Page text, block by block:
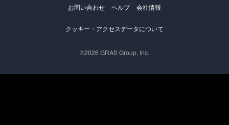
お問い合わせ ヘルプ 会社情報
クッキー・アクセスデータについて
©2026 GRAS Group, Inc.